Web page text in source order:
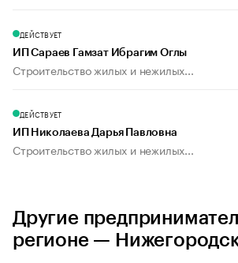
ДЕЙСТВУЕТ
ИП Сараев Гамзат Ибрагим Оглы
Строительство жилых и нежилых...
ДЕЙСТВУЕТ
ИП Николаева Дарья Павловна
Строительство жилых и нежилых...
Другие
регионе —